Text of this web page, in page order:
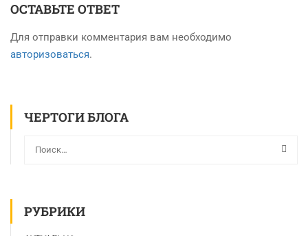
ОСТАВЬТЕ ОТВЕТ
Для отправки комментария вам необходимо
авторизоваться.
ЧЕРТОГИ БЛОГА
РУБРИКИ